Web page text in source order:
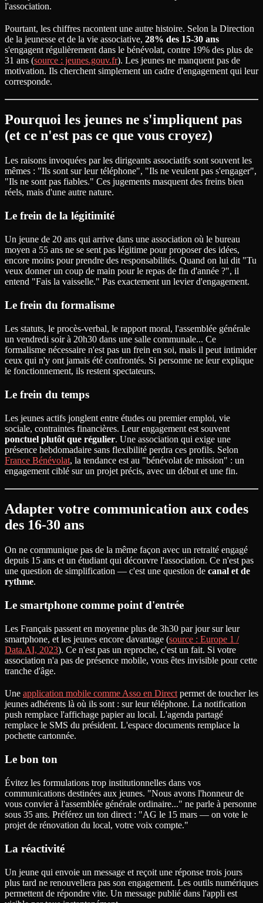
l'association.
Pourtant, les chiffres racontent une autre histoire. Selon la Direction
de la jeunesse et de la vie associative, 28% des 15-30 ans
s'engagent régulièrement dans le bénévolat, contre 19% des plus de
31 ans (source : jeunes.gouv.fr). Les jeunes ne manquent pas de
motivation. Ils cherchent simplement un cadre d'engagement qui leur
corresponde.
Pourquoi les jeunes ne s'impliquent pas
(et ce n'est pas ce que vous croyez)
Les raisons invoquées par les dirigeants associatifs sont souvent les
mêmes : "Ils sont sur leur téléphone", "Ils ne veulent pas s'engager",
"Ils ne sont pas fiables." Ces jugements masquent des freins bien
réels, mais d'une autre nature.
Le frein de la légitimité
Un jeune de 20 ans qui arrive dans une association où le bureau
moyen a 55 ans ne se sent pas légitime pour proposer des idées,
encore moins pour prendre des responsabilités. Quand on lui dit "Tu
veux donner un coup de main pour le repas de fin d'année ?", il
entend "Fais la vaisselle." Pas exactement un levier d'engagement.
Le frein du formalisme
Les statuts, le procès-verbal, le rapport moral, l'assemblée générale
un vendredi soir à 20h30 dans une salle communale... Ce
formalisme nécessaire n'est pas un frein en soi, mais il peut intimider
ceux qui n'y ont jamais été confrontés. Si personne ne leur explique
le fonctionnement, ils restent spectateurs.
Le frein du temps
Les jeunes actifs jonglent entre études ou premier emploi, vie
sociale, contraintes financières. Leur engagement est souvent
ponctuel plutôt que régulier. Une association qui exige une
présence hebdomadaire sans flexibilité perdra ces profils. Selon
France Bénévolat, la tendance est au "bénévolat de mission" : un
engagement ciblé sur un projet précis, avec un début et une fin.
Adapter votre communication aux codes
des 16-30 ans
On ne communique pas de la même façon avec un retraité engagé
depuis 15 ans et un étudiant qui découvre l'association. Ce n'est pas
une question de simplification — c'est une question de canal et de
rythme.
Le smartphone comme point d'entrée
Les Français passent en moyenne plus de 3h30 par jour sur leur
smartphone, et les jeunes encore davantage (source : Europe 1 /
Data.AI, 2023). Ce n'est pas un reproche, c'est un fait. Si votre
association n'a pas de présence mobile, vous êtes invisible pour cette
tranche d'âge.
Une application mobile comme Asso en Direct permet de toucher les
jeunes adhérents là où ils sont : sur leur téléphone. La notification
push remplace l'affichage papier au local. L'agenda partagé
remplace le SMS du président. L'espace documents remplace la
pochette cartonnée.
Le bon ton
Évitez les formulations trop institutionnelles dans vos
communications destinées aux jeunes. "Nous avons l'honneur de
vous convier à l'assemblée générale ordinaire..." ne parle à personne
sous 35 ans. Préférez un ton direct : "AG le 15 mars — on vote le
projet de rénovation du local, votre voix compte."
La réactivité
Un jeune qui envoie un message et reçoit une réponse trois jours
plus tard ne renouvellera pas son engagement. Les outils numériques
permettent de répondre vite. Un message publié dans l'appli est